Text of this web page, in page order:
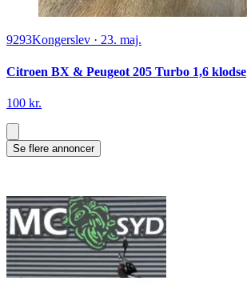
9293Kongerslev · 23. maj.
Citroen BX & Peugeot 205 Turbo 1,6 klodse
100 kr.
Se flere annoncer